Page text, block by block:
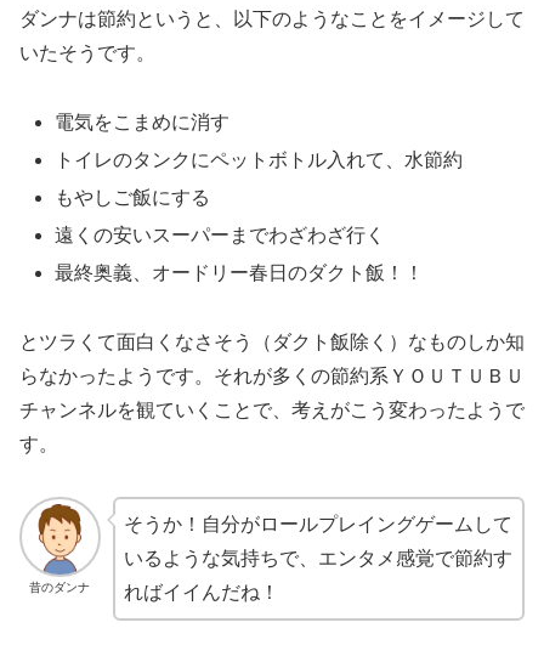
ダンナは節約というと、以下のようなことをイメージして
いたそうです。
電気をこまめに消す
トイレのタンクにペットボトル入れて、水節約
もやしご飯にする
遠くの安いスーパーまでわざわざ行く
最終奥義、オードリー春日のダクト飯！！
とツラくて面白くなさそう（ダクト飯除く）なものしか知
らなかったようです。それが多くの節約系ＹＯＵＴＵＢＵ
チャンネルを観ていくことで、考えがこう変わったようで
す。
昔のダンナ
そうか！自分がロールプレイングゲームして
いるような気持ちで、エンタメ感覚で節約す
ればイイんだね！